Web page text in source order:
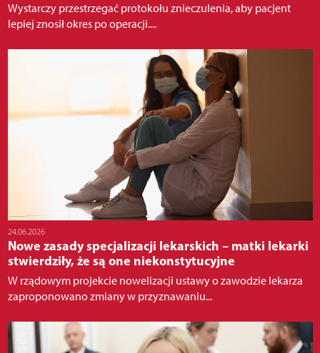
Wystarczy przestrzegać protokołu znieczulenia, aby pacjent
lepiej znosił okres po operacji....
24.06.2026
Nowe zasady specjalizacji lekarskich – matki lekarki
stwierdziły, że są one niekonstytucyjne
W rządowym projekcie nowelizacji ustawy o zawodzie lekarza
zaproponowano zmiany w przyznawaniu...